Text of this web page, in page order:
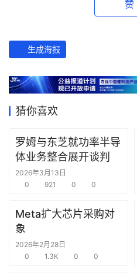
产
经
据
研
告
创
赞
生成海报
猜你喜欢
罗姆与东芝就功率半导
体业务整合展开谈判
2026年3月13日
0
921 0 0
Meta扩大芯片采购对
象
2026年2月28日
0
1.3K 0 0